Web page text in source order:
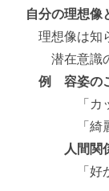
自分の理想像
理想像は知ら
潜在意識
例 容姿の
「カッコ
「綺麗で
人間関
「好かれる